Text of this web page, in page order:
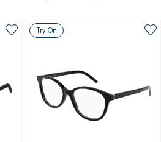
Try On